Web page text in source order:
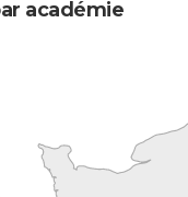
académie